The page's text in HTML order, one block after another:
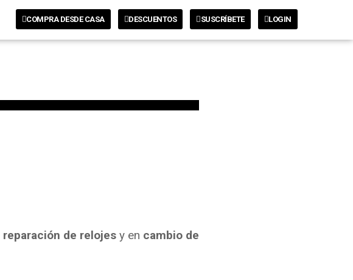
COMPRA DESDE CASA DESCUENTOS SUSCRÍBETE LOGIN
reparación de relojesy en cambio de